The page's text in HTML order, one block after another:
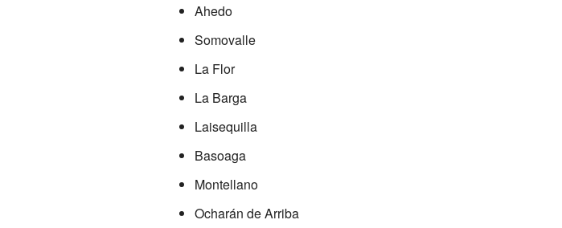
Ahedo
Somovalle
La Flor
La Barga
Laisequilla
Basoaga
Montellano
Ocharán de Arriba